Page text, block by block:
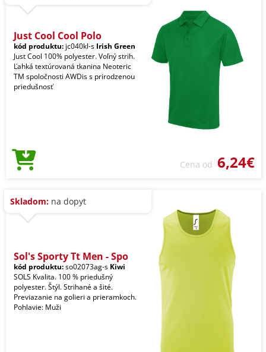
Just Cool Cool Polo
kód produktu: jc040kl-s Irish Green
Just Cool 100% polyester. Voľný strih.
Ľahká textúrovaná tkanina Neoteric
TM spoločnosti AWDis s prirodzenou
priedušnosť
Cena od 6,24€
Skladom: na dopyt
Sol's Sporty Tt Men - Spo
kód produktu:so02073ag-s Kiwi
SOLS Kvalita. 100 % priedušný
polyester. Štýl. Strihané a šité.
Previazanie na golieri a prieramkoch.
Pohlavie: Muži